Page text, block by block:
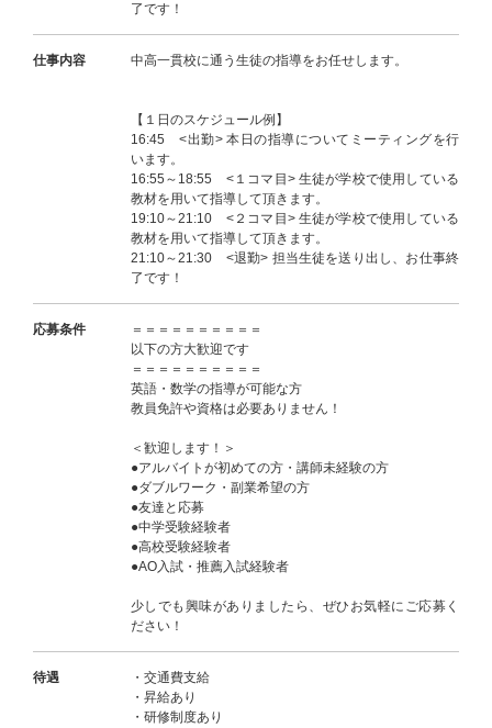
了です！
仕事内容 中高一貫校に通う生徒の指導をお任せします。
【１日のスケジュール例】
16:45 <出勤> 本日の指導についてミーティングを行
います。
16:55～18:55 <１コマ目> 生徒が学校で使用している
教材を用いて指導して頂きます。
19:10～21:10 <２コマ目> 生徒が学校で使用している
教材を用いて指導して頂きます。
21:10～21:30 <退勤> 担当生徒を送り出し、お仕事終
了です！
応募条件
＝＝＝＝＝＝＝＝＝＝
以下の方大歓迎です
＝＝＝＝＝＝＝＝＝＝
英語・数学の指導が可能な方
教員免許や資格は必要ありません！
＜歓迎します！＞
●アルバイトが初めての方・講師未経験の方
●ダブルワーク・副業希望の方
●友達と応募
●中学受験経験者
●高校受験経験者
●AO入試・推薦入試経験者
少しでも興味がありましたら、ぜひお気軽にご応募く
ださい！
待遇
・交通費支給
・昇給あり
・研修制度あり